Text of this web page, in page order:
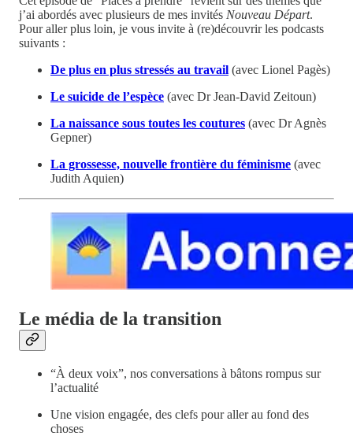
j’ai abordés avec plusieurs de mes invités Nouveau Départ.
Pour aller plus loin, je vous invite à (re)découvrir les podcasts
suivants :
De plus en plus stressés au travail (avec Lionel Pagès)
Le suicide de l’espèce (avec Dr Jean-David Zeitoun)
La naissance sous toutes les coutures (avec Dr Agnès
Gepner)
La grossesse, nouvelle frontière du féminisme (avec
Judith Aquien)
Le média de la transition
“À deux voix”, nos conversations à bâtons rompus sur
l’actualité
Une vision engagée, des clefs pour aller au fond des
choses